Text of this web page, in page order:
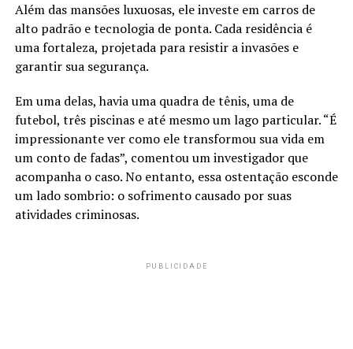
Além das mansões luxuosas, ele investe em carros de
alto padrão e tecnologia de ponta. Cada residência é
uma fortaleza, projetada para resistir a invasões e
garantir sua segurança.
Em uma delas, havia uma quadra de tênis, uma de
futebol, três piscinas e até mesmo um lago particular. “É
impressionante ver como ele transformou sua vida em
um conto de fadas”, comentou um investigador que
acompanha o caso. No entanto, essa ostentação esconde
um lado sombrio: o sofrimento causado por suas
atividades criminosas.
PUBLICIDADE